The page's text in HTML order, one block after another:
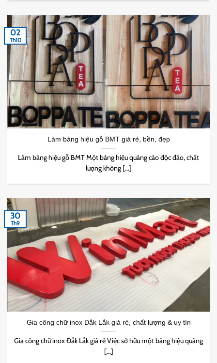
Làm bảng hiệu gỗ BMT giá rẻ, bền, đẹp
Làm bảng hiệu gỗ BMT Một bảng hiệu quảng cáo độc đáo, chất
lượng không [...]
02
Th10
Gia công chữ inox Đắk Lắk giá rẻ, chất lượng & uy tín
Gia công chữ inox Đắk Lắk giá rẻ Việc sở hữu một bảng hiệu quảng
[...]
30
Th9